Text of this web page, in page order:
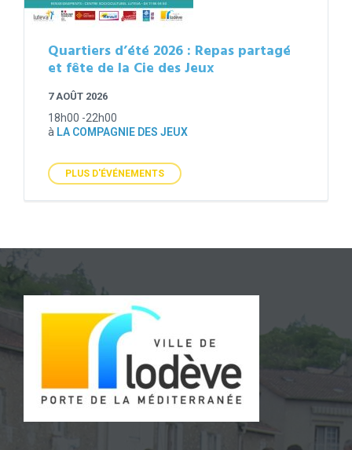
Quartiers d’été 2026 : Repas partagé
et fête de la Cie des Jeux
7 AOÛT 2026
18h00 -22h00
à LA COMPAGNIE DES JEUX
PLUS D'ÉVÉNEMENTS